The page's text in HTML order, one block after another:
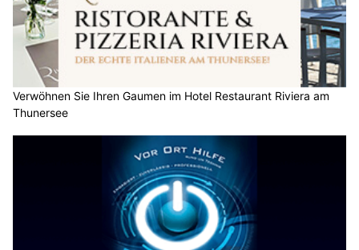
Verwöhnen Sie Ihren Gaumen im Hotel Restaurant Riviera am
Thunersee